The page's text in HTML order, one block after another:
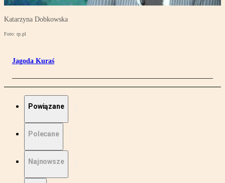
Katarzyna Dobkowska
Foto: rp.pl
Jagoda Kuraś
Powiązane
Polecane
Najnowsze